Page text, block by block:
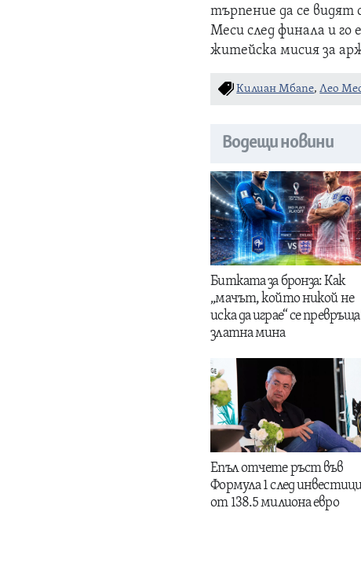
търпение да се видят
Меси след финала и
житейска мисия за
Килиан Мбапе,Лео
Водещи новини
Битката за бронза: Как
„мачът, който никой не
иска да играе“ се превръща
златна мина
Епъл отчете ръст във
Формула 1 след
от 138.5 милиона евро